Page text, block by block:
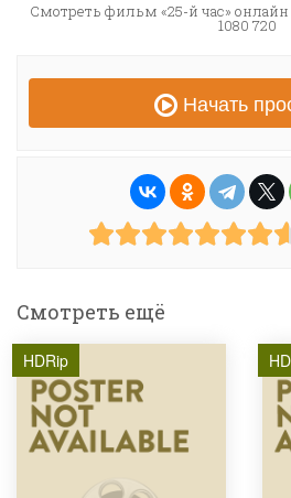
Смотреть фильм «25-й час»
1080 720
Начать
Смотреть ещё
HDRip